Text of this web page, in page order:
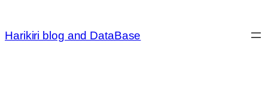
を
Harikiri blog and DataBase